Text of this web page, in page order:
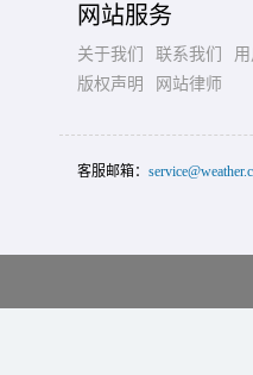
网站服务
关于我们 联系我们
版权声明
网站律师
客服邮箱：